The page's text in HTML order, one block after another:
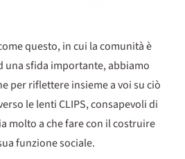
questo, in cui la comunità è
una sfida importante, abbiamo
per riflettere insieme a voi su ciò
le lenti CLIPS, consapevoli di
molto a che fare con il costruire
funzione sociale.